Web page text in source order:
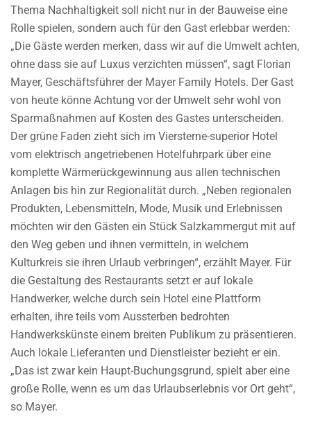
Thema Nachhaltigkeit soll nicht nur in der Bauweise eine
Rolle spielen, sondern auch für den Gast erlebbar werden:
„Die Gäste werden merken, dass wir auf die Umwelt achten,
ohne dass sie auf Luxus verzichten müssen“, sagt Florian
Mayer, Geschäftsführer der Mayer Family Hotels. Der Gast
von heute könne Achtung vor der Umwelt sehr wohl von
Sparmaßnahmen auf Kosten des Gastes unterscheiden.
Der grüne Faden zieht sich im Viersterne-superior Hotel
vom elektrisch angetriebenen Hotelfuhrpark über eine
komplette Wärmerückgewinnung aus allen technischen
Anlagen bis hin zur Regionalität durch. „Neben regionalen
Produkten, Lebensmitteln, Mode, Musik und Erlebnissen
möchten wir den Gästen ein Stück Salzkammergut mit auf
den Weg geben und ihnen vermitteln, in welchem
Kulturkreis sie ihren Urlaub verbringen“, erzählt Mayer. Für
die Gestaltung des Restaurants setzt er auf lokale
Handwerker, welche durch sein Hotel eine Plattform
erhalten, ihre teils vom Aussterben bedrohten
Handwerkskünste einem breiten Publikum zu präsentieren.
Auch lokale Lieferanten und Dienstleister bezieht er ein.
„Das ist zwar kein Haupt-Buchungsgrund, spielt aber eine
große Rolle, wenn es um das Urlaubserlebnis vor Ort geht“,
so Mayer.